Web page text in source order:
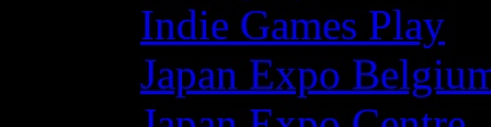
Indie Games Play
Japan Expo